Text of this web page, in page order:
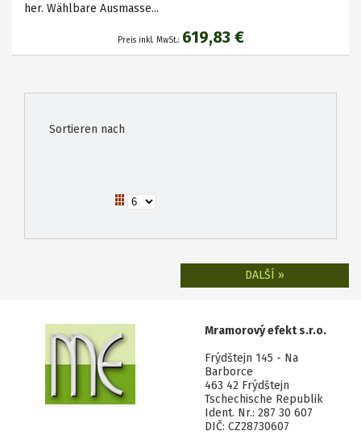
her. Wählbare Ausmasse...
Preis inkl. MwSt.: 619,83 €
Sortieren nach
DALŠÍ »
Mramorový efekt s.r.o.
Frýdštejn 145 - Na
Barborce
463 42 Frýdštejn
Tschechische Republik
Ident. Nr.: 287 30 607
DIČ: CZ28730607